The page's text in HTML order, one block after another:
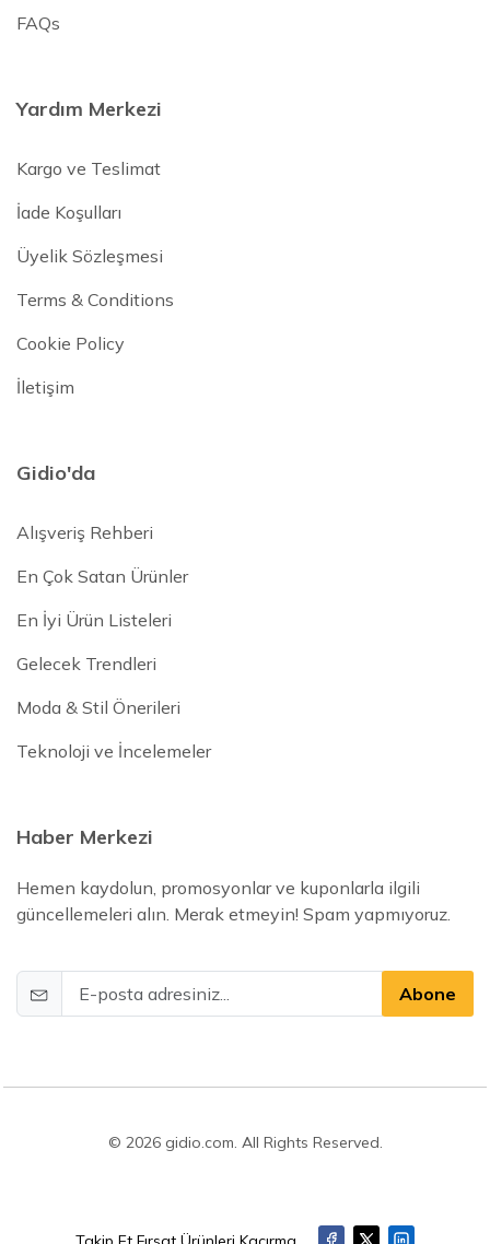
FAQs
Yardım Merkezi
Kargo ve Teslimat
İade Koşulları
Üyelik Sözleşmesi
Terms & Conditions
Cookie Policy
İletişim
Gidio'da
Alışveriş Rehberi
En Çok Satan Ürünler
En İyi Ürün Listeleri
Gelecek Trendleri
Moda & Stil Önerileri
Teknoloji ve İncelemeler
Haber Merkezi
Hemen kaydolun, promosyonlar ve kuponlarla ilgili
güncellemeleri alın. Merak etmeyin! Spam yapmıyoruz.
Abone
© 2026 gidio.com. All Rights Reserved.